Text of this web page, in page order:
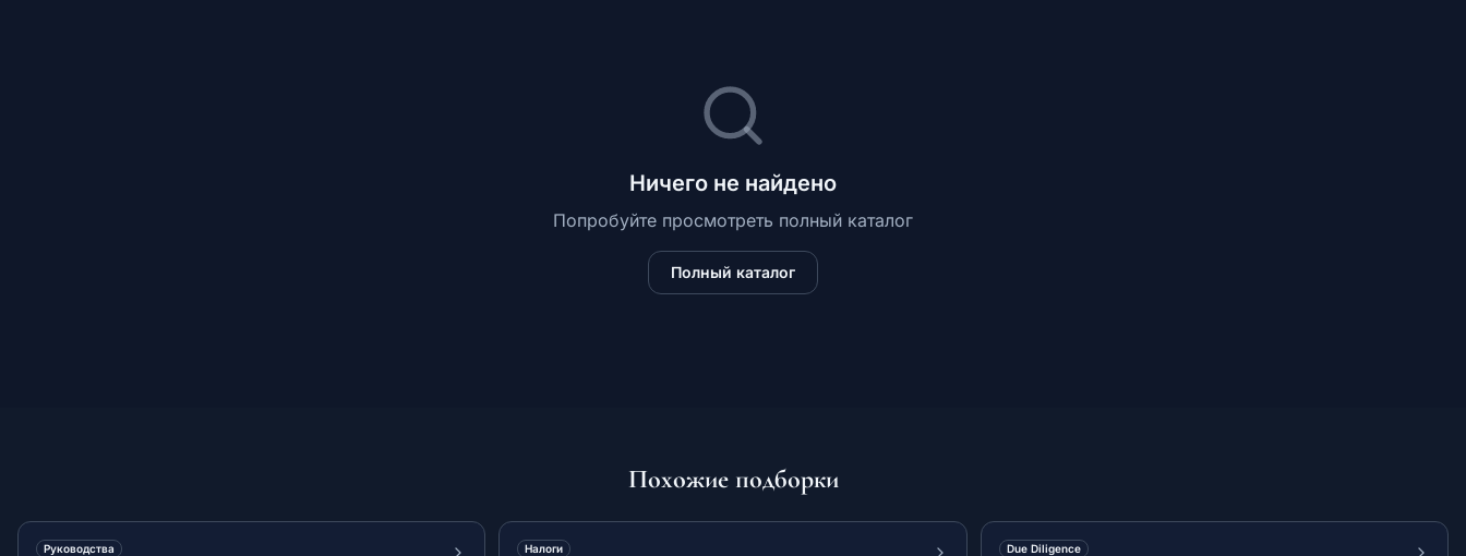
Ничего не найдено
Попробуйте просмотреть полный каталог
Полный каталог
Похожие подборки
Руководства Налоги Due Diligence